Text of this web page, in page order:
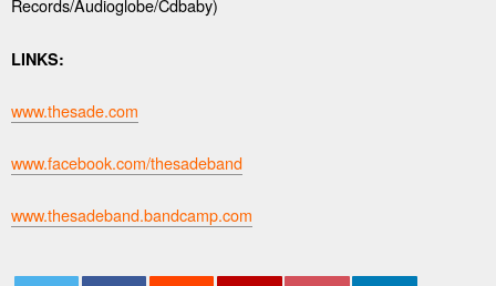
Records/Audioglobe/Cdbaby)
LINKS:
www.thesade.com
www.facebook.com/thesadeband
www.thesadeband.bandcamp.com